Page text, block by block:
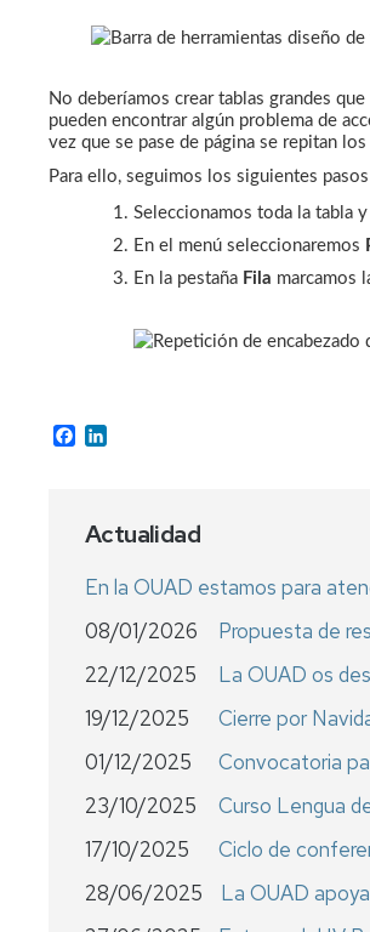
No deberíamos crear tablas grandes
pueden encontrar algún problema de
vez que se pase de página se repitan
Para ello, seguimos los siguientes
Seleccionamos toda la tabla
En el menú seleccionaremos
En la pestaña Fila marcamos
Facebook
Actualidad
En la OUAD estamos para
08/01/2026
Propuesta de
22/12/2025
La OUAD os
19/12/2025
Cierre por
01/12/2025
Convocatoria
23/10/2025
Curso Lengua
17/10/2025
Ciclo de
28/06/2025
La OUAD